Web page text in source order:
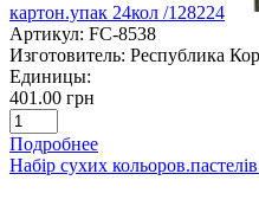
картон.упак 24кол /128224
Артикул: FC-8538
Изготовитель: Республика
Единицы:
401.00 грн
Подробнее
Набір сухих